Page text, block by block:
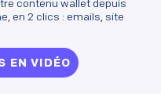
contenu wallet depuis
en 2 clics : emails, site
EN VIDÉO